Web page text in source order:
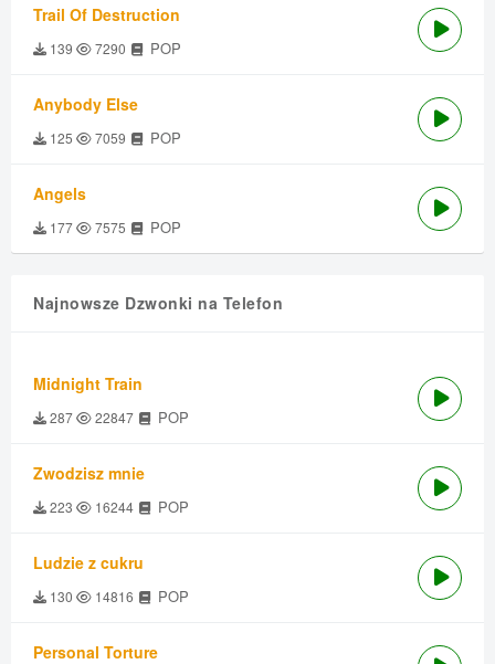
Trail Of Destruction
139 7290 POP
Anybody Else
125 7059 POP
Angels
177 7575 POP
Najnowsze Dzwonki na Telefon
Midnight Train
287 22847 POP
Zwodzisz mnie
223 16244 POP
Ludzie z cukru
130 14816 POP
Personal Torture